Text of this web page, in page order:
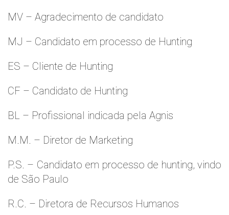
MV – Agradecimento de candidato
MJ – Candidato em processo de Hunting
ES – Cliente de Hunting
CF – Candidato de Hunting
BL – Profissional indicada pela Agnis
M.M. – Diretor de Marketing
P.S. – Candidato em processo de hunting, vindo
de São Paulo
R.C. – Diretora de Recursos Humanos